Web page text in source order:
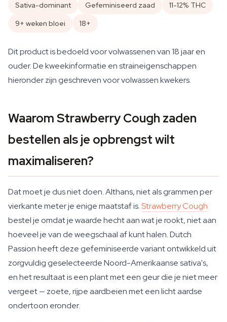
Sativa-dominant Gefeminiseerd zaad
11-12% THC
9+ weken bloei
18+
Dit product is bedoeld voor volwassenen van 18 jaar en
ouder. De kweekinformatie en straineigenschappen
hieronder zijn geschreven voor volwassen kwekers.
Waarom Strawberry Cough zaden
bestellen als je opbrengst wilt
maximaliseren?
Dat moet je dus niet doen. Althans, niet als grammen per
vierkante meter je enige maatstaf is.Strawberry Cough
bestel je omdat je waarde hecht aan wat je rookt, niet aan
hoeveel je van de weegschaal af kunt halen. Dutch
Passion heeft deze gefeminiseerde variant ontwikkeld uit
zorgvuldig geselecteerde Noord-Amerikaanse sativa's,
en het resultaat is een plant met een geur die je niet meer
vergeet — zoete, rijpe aardbeien met een licht aardse
ondertoon eronder.